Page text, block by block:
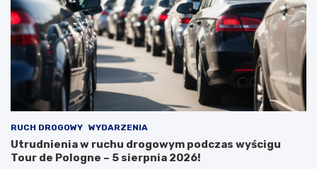
RUCH DROGOWY WYDARZENIA
Utrudnienia w ruchu drogowym podczas wyścigu
Tour de Pologne – 5 sierpnia 2026!